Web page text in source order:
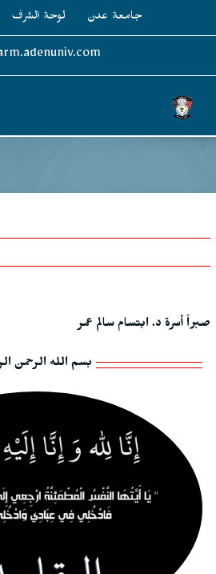
جامعة عدن لوحة الشرف
صبراً أسرة د. ابتسام سالم عمر
بسم الله الرحمن